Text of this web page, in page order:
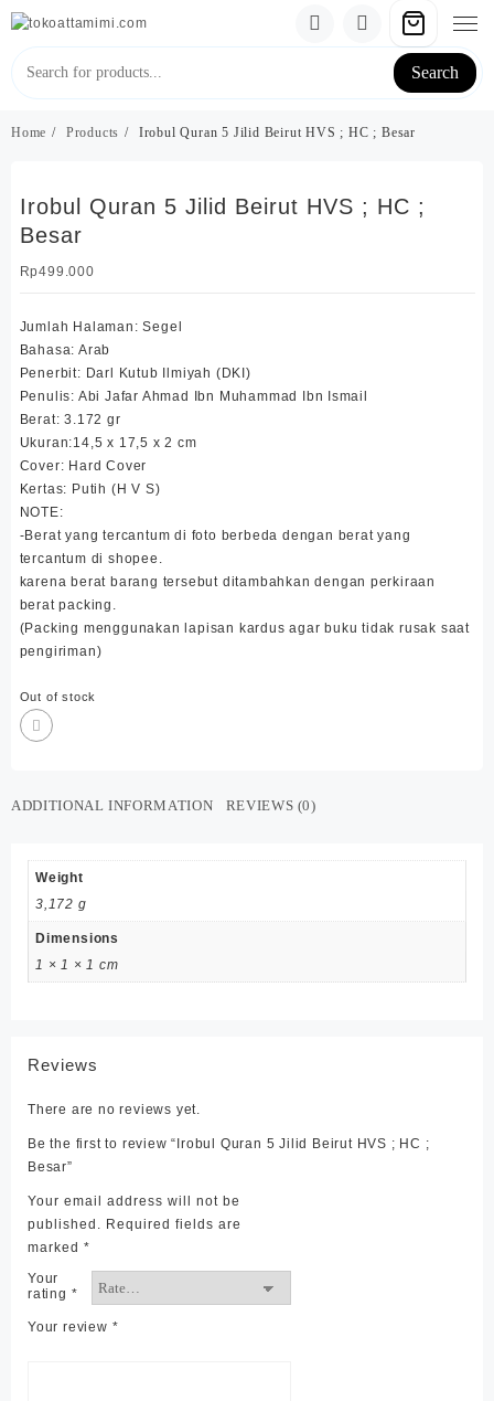
Skip
to
Search
Home Products Irobul Quran 5 Jilid Beirut HVS ; HC ; Besar
Irobul Quran 5 Jilid Beirut HVS ; HC ;
Besar
Rp499.000
Jumlah Halaman: Segel
Bahasa: Arab
Penerbit: Darl Kutub Ilmiyah (DKI)
Penulis: Abi Jafar Ahmad Ibn Muhammad Ibn Ismail
Berat: 3.172 gr
Ukuran:14,5 x 17,5 x 2 cm
Cover: Hard Cover
Kertas: Putih (H V S)
NOTE:
-Berat yang tercantum di foto berbeda dengan berat yang
tercantum di shopee.
karena berat barang tersebut ditambahkan dengan perkiraan
berat packing.
(Packing menggunakan lapisan kardus agar buku tidak rusak saat
pengiriman)
Out of stock
ADDITIONAL INFORMATION REVIEWS (0)
Weight
3,172 g
Dimensions
1 × 1 × 1 cm
Reviews
There are no reviews yet.
Be the first to review “Irobul Quran 5 Jilid Beirut HVS ; HC ;
Besar”
Your email address will not be
published. Required fields are
marked *
Your
rating *
Your review *